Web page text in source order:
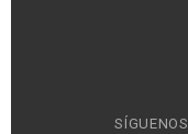
SÍGUENOS